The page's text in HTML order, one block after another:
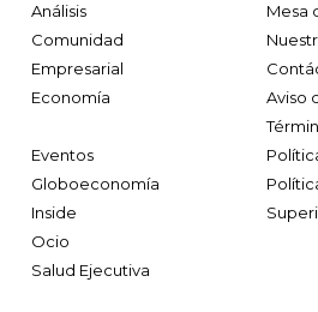
Análisis
Comunidad
Empresarial
Economía
Eventos
Globoeconomía
Inside
Ocio
Salud Ejecutiva
Mesa
Aviso